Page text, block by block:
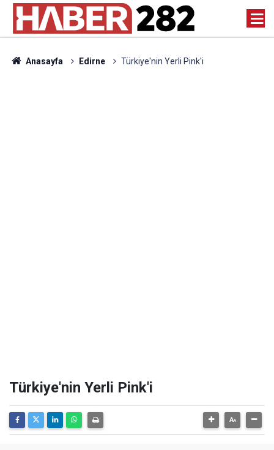
Anasayfa Edirne Türkiye'nin Yerli Pink'i
Türkiye'nin Yerli Pink'i